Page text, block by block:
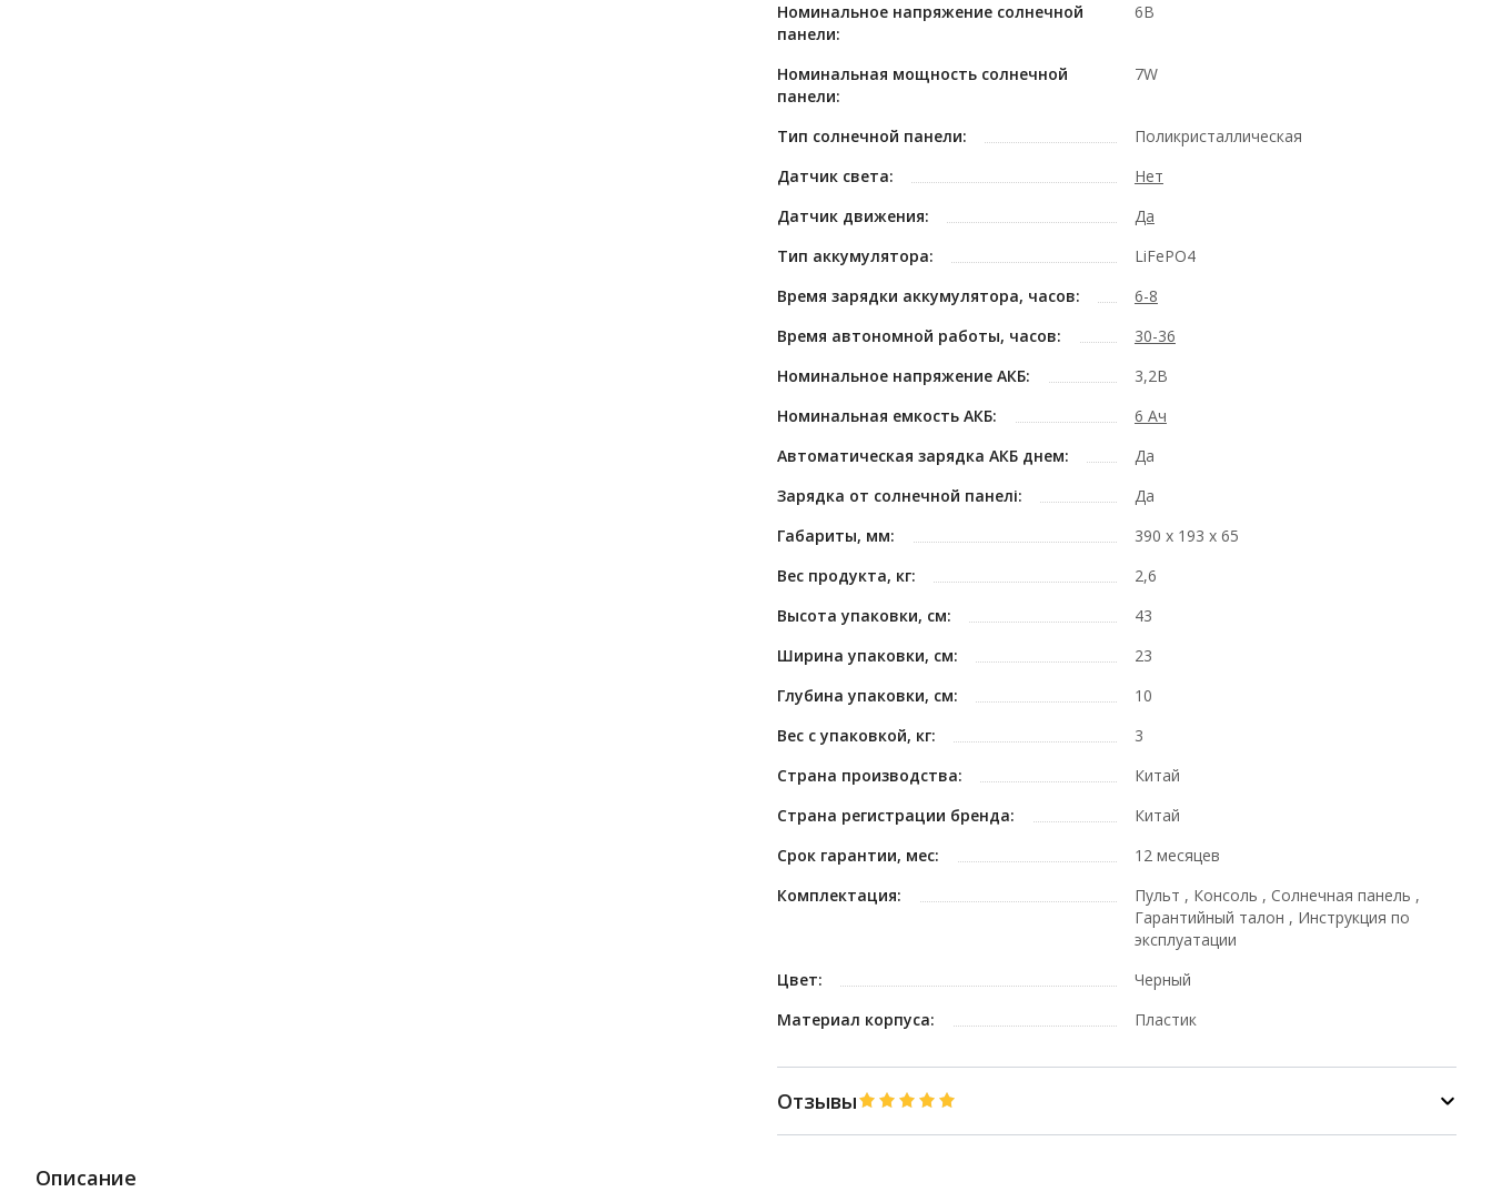
Номинальное напряжение солнечной
панели:
6В
Номинальная мощность солнечной
панели:
7W
Тип солнечной панели:
Поликристаллическая
Датчик света:
Нет
Датчик движения:
Да
Тип аккумулятора:
LiFePO4
Время зарядки аккумулятора, часов:
6-8
Время автономной работы, часов:
30-36
Номинальное напряжение АКБ:
3,2В
Номинальная емкость АКБ:
6 Ач
Автоматическая зарядка АКБ днем:
Да
Зарядка от солнечной панелі:
Да
Габариты, мм:
390 х 193 х 65
Вес продукта, кг:
2,6
Высота упаковки, см:
43
Ширина упаковки, см:
23
Глубина упаковки, см:
10
Вес с упаковкой, кг:
3
Страна производства:
Китай
Страна регистрации бренда:
Китай
Срок гарантии, мес:
12 месяцев
Комплектация:
Пульт , Консоль , Солнечная панель ,
Гарантийный талон , Инструкция по
эксплуатации
Цвет:
Черный
Материал корпуса:
Пластик
Отзывы
Описание